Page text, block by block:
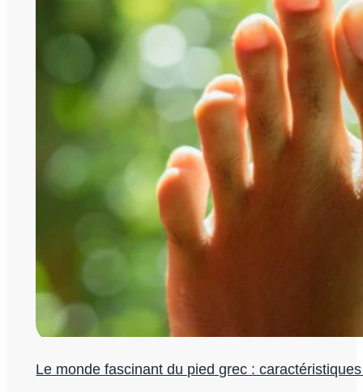
Le monde fascinant du pied grec :